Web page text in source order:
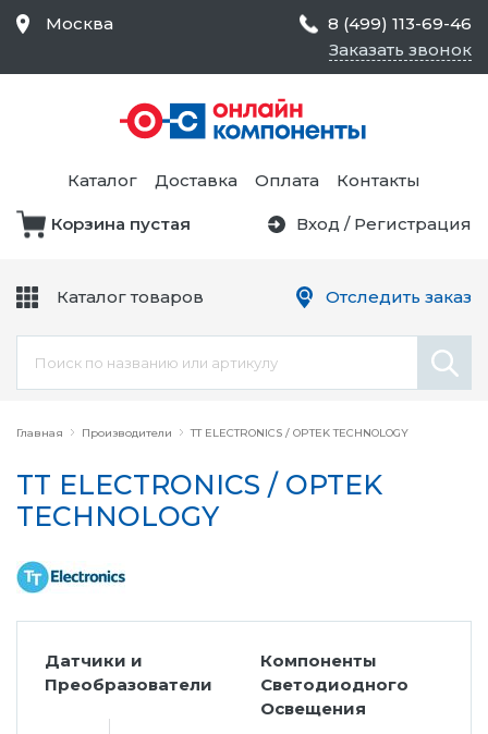
Главная Производители TT ELECTRONICS / OPTEK TECHNOLOGY
TT ELECTRONICS / OPTEK
TECHNOLOGY
Датчики и
Преобразователи
Компоненты
Светодиодного
Освещения
Москва
8 (499) 113-69-46
Заказать звонок
Каталог Доставка Оплата Контакты
Корзина пустая Вход / Регистрация
Каталог товаров
Средства Контроля
Статического
Электричества и
Безопасности,
Товары для Чистых
Цепи
Отследить заказ